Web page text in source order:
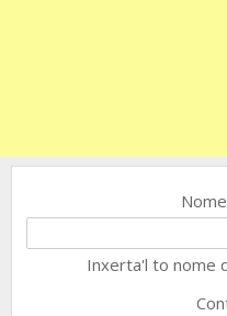
Inxerta'l to nome